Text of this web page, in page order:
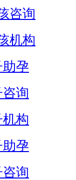
咨询
机构
孕
询
构
孕
询